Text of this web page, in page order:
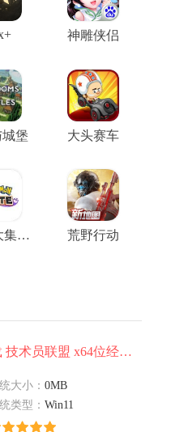
神雕侠侣
堡 大头赛车
宝可梦大集结正版 荒野行动
win11企业正式版下载 技术员联盟 x64位经典版下载 华硕笔记本专用下载
大小： 0MB
类型： Win11